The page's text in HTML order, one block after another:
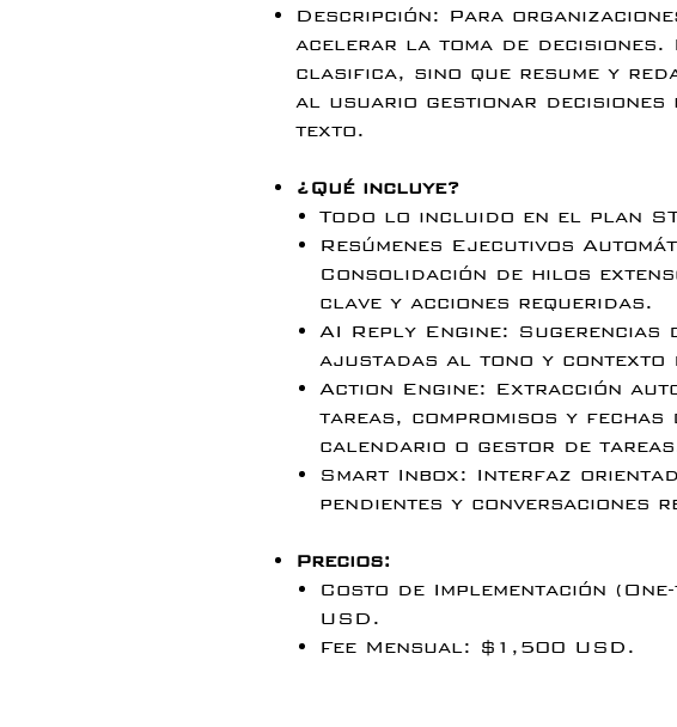
Descripción: Para
acelerar la toma de decisiones.
clasifica, sino que resume y
al usuario gestionar decisiones
texto.
¿Qué incluye?
Todo lo incluido en el plan
Resúmenes Ejecutivos
Consolidación de hilos
clave y acciones requeridas.
AI Reply Engine: Sugerencias
ajustadas al tono y contexto
Action Engine: Extracción
tareas, compromisos y fechas
calendario o gestor de
Smart Inbox: Interfaz
pendientes y conversaciones
Precios:
Costo de Implementación
USD.
Fee Mensual: $1,500 USD.